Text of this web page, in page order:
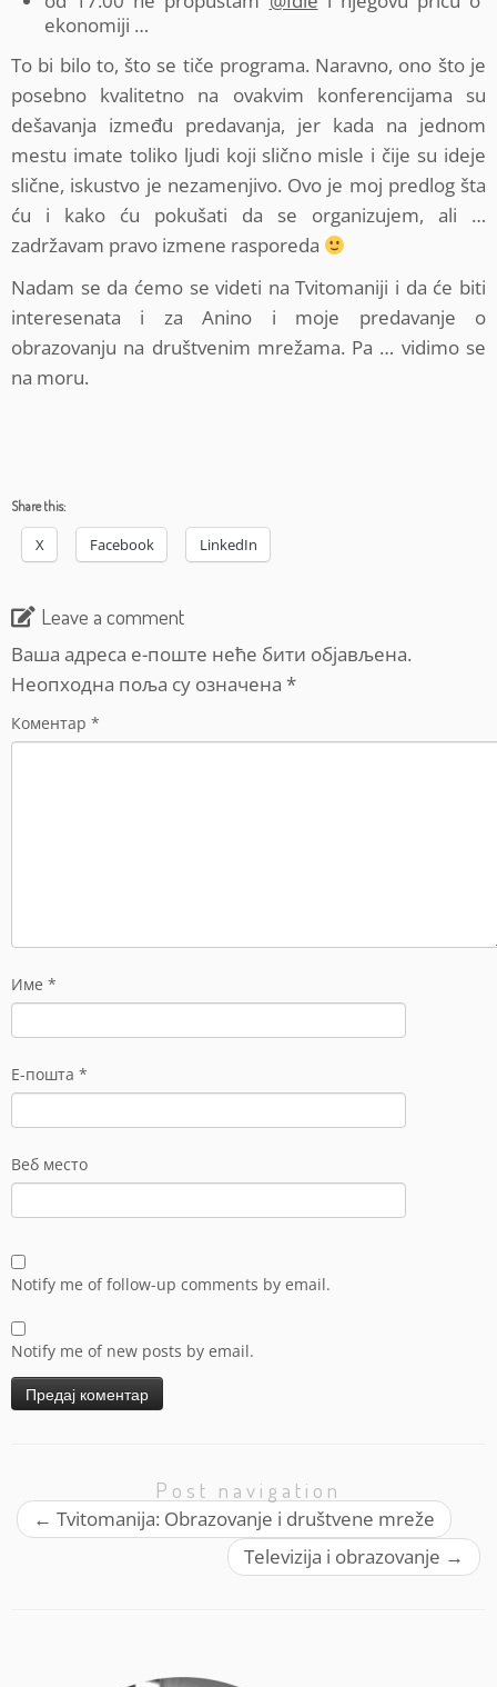
ekonomiji …
To bi bilo to, što se tiče programa. Naravno, ono što je
posebno kvalitetno na ovakvim konferencijama su
dešavanja između predavanja, jer kada na jednom
mestu imate toliko ljudi koji slično misle i čije su ideje
slične, iskustvo je nezamenjivo. Ovo je moj predlog šta
ću i kako ću pokušati da se organizujem, ali …
zadržavam pravo izmene rasporeda
Nadam se da ćemo se videti na Tvitomaniji i da će biti
interesenata i za Anino i moje predavanje o
obrazovanju na društvenim mrežama. Pa … vidimo se
na moru.
Share this:
X Facebook LinkedIn
Leave a comment
Ваша адреса е-поште неће бити објављена.
Неопходна поља су означена *
Коментар *
Име *
Е-пошта *
Веб место
Notify me of follow-up comments by email.
Notify me of new posts by email.
Post navigation
← Tvitomanija: Obrazovanje i društvene mreže
Televizija i obrazovanje →